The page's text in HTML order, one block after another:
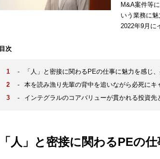
M&A案件等
いう業務に
2022年9月に
目次
-
「人」と密接に関わるPEの仕事に魅力を感じ
-
本を読み漁り先輩の背中を追いながら必死にキ
-
インテグラルのコアバリューが貫かれる投資先
「人」と密接に関わるPEの